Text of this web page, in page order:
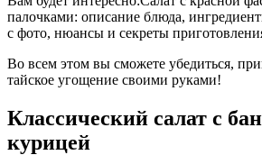
палочками: описание блюда,
с фото, нюансы и секреты
Во всем этом вы сможете убедиться,
тайское угощение своими руками!
Классический салат с
курицей